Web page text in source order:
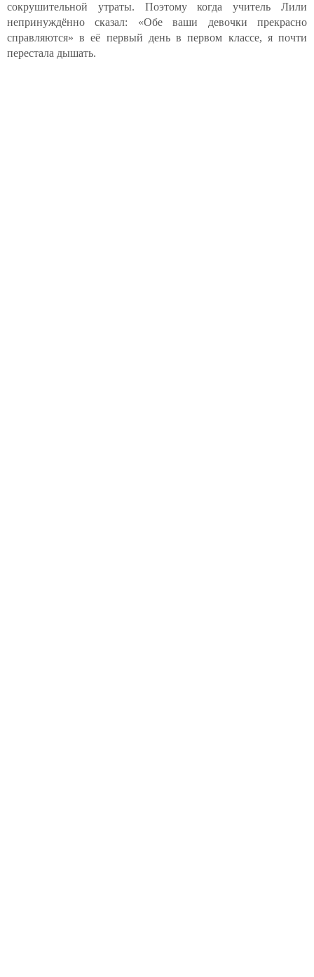
сокрушительной утраты. Поэтому когда учитель Лили
непринуждённо сказал: «Обе ваши девочки прекрасно
справляются» в её первый день в первом классе, я почти
перестала дышать.